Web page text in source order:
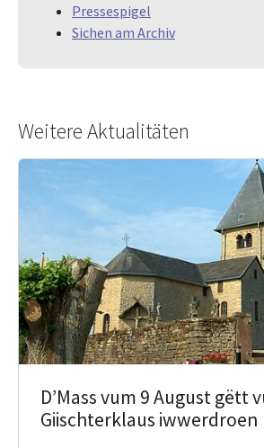
Pressespigel
Sichen am Archiv
Weitere Aktualitäten
D’Mass vum 9 August gëtt
Giischterklaus iwwerdroen